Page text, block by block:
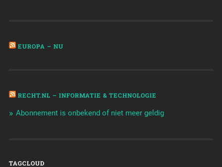
EUROPA – NU
RECHT.NL – INFORMATIE & TECHNOLOGIE
Abonnement is onbekend of niet meer geldig
TAGCLOUD